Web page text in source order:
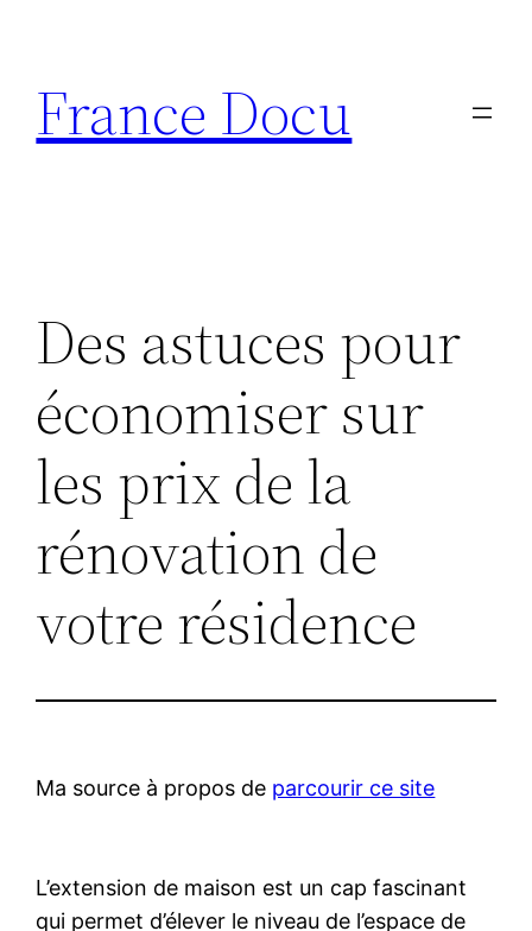
contenu
France Docu
Des astuces pour
économiser sur
les prix de la
rénovation de
votre résidence
Ma source à propos de parcourir ce site
L’extension de maison est un cap fascinant
qui permet d’élever le niveau de l’espace de